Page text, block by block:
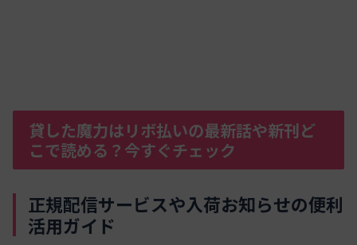
貸した魔力はリボ払いの最新話や新刊ど
こで読める？今すぐチェック
正規配信サービスや入荷お知らせの便利
活用ガイド